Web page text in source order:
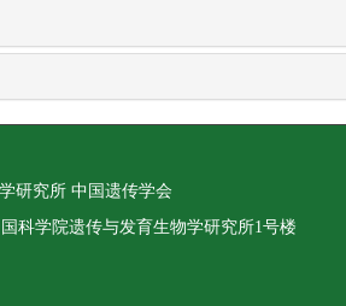
研究所 中国遗传学会
科学院遗传与发育生物学研究所1号楼